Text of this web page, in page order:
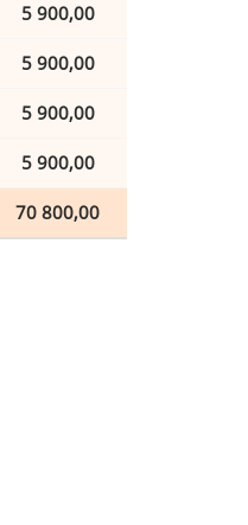
5 900,00
5 900,00
5 900,00
5 900,00
70 800,00